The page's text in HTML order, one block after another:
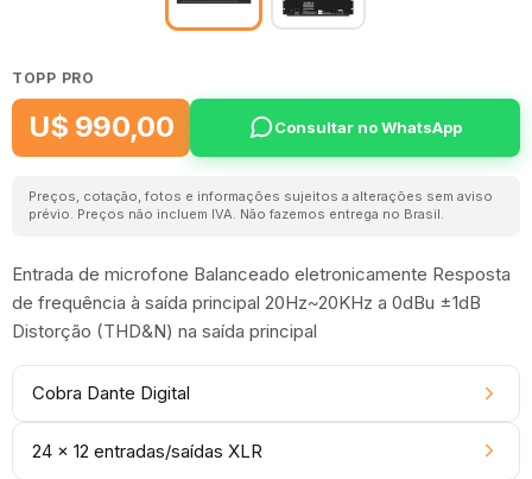
TOPP PRO
U$ 990,00 Consultar no WhatsApp
Preços, cotação, fotos e informações sujeitos a alterações sem aviso
prévio. Preços não incluem IVA. Não fazemos entrega no Brasil.
Entrada de microfone Balanceado eletronicamente Resposta
de frequência à saída principal 20Hz~20KHz a 0dBu ±1dB
Distorção (THD&N) na saída principal
Cobra Dante Digital
24 x 12 entradas/saídas XLR